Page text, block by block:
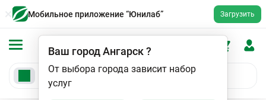
Мобильное приложение “Юнилаб” Загрузить
Ваш городАнгарск?
От выбора города зависит набор
услуг